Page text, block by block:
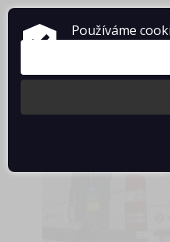
Používáme